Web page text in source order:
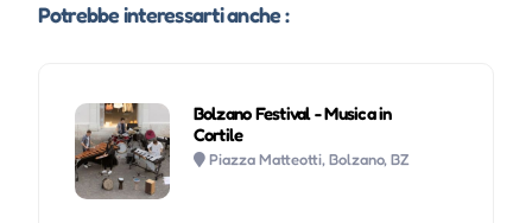
Potrebbe interessarti anche :
Bolzano Festival - Musica in
Cortile
Piazza Matteotti, Bolzano, BZ